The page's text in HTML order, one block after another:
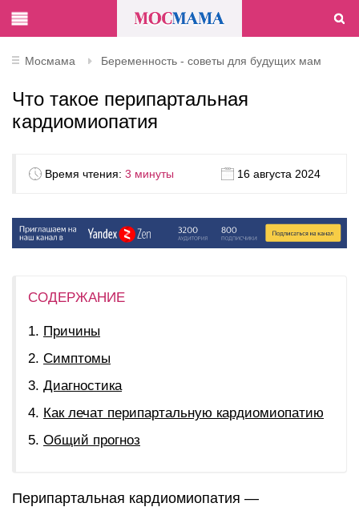
Мосмама Беременность - советы для будущих мам
Что такое перипартальная
кардиомиопатия
Время чтения: 3 минуты 16 августа 2024
СОДЕРЖАНИЕ
Причины
Симптомы
Диагностика
Как лечат перипартальную кардиомиопатию
Общий прогноз
Перипартальная кардиомиопатия —